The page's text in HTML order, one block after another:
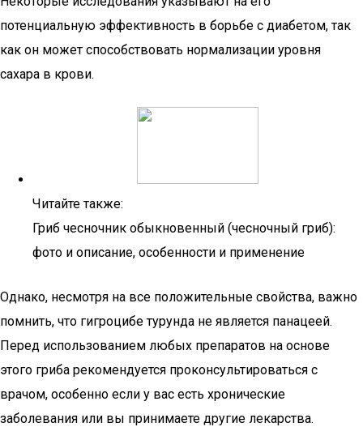
потенциальную эффективность в борьбе с диабетом, так
как он может способствовать нормализации уровня
сахара в крови.
Читайте также:
Гриб чесночник обыкновенный (чесночный гриб):
фото и описание, особенности и применение
Однако, несмотря на все положительные свойства, важно
помнить, что гигроцибе турунда не является панацеей.
Перед использованием любых препаратов на основе
этого гриба рекомендуется проконсультироваться с
врачом, особенно если у вас есть хронические
заболевания или вы принимаете другие лекарства.